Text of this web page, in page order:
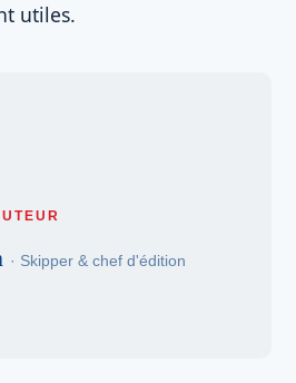
utiles.
· Skipper & chef d'édition